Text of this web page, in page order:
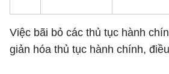
Việc bãi bỏ các thủ tục hành
giản hóa thủ tục hành chính,